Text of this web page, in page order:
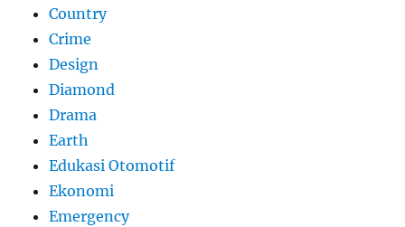
Country
Crime
Design
Diamond
Drama
Earth
Edukasi Otomotif
Ekonomi
Emergency